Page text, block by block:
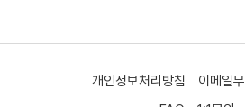
개인정보처리방침
이메일